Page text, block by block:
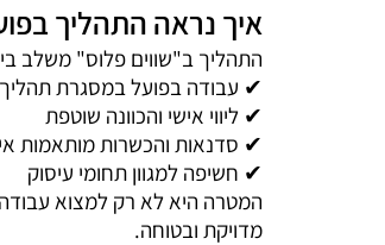
איך נראה התהליך
התהליך ב"שווים פלוס" משלב
✔ עבודה בפועל במסגרת
✔ ליווי אישי והכוונה שוטפת
✔ סדנאות והכשרות מותאמות
✔ חשיפה למגוון תחומי עיסוק
המטרה היא לא רק למצוא
מדויקת ובטוחה.